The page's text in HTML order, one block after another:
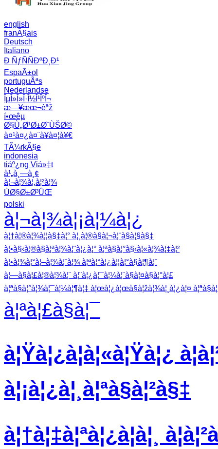
english
franÃ§ais
Deutsch
Italiano
Ð ÑƒÑÑÐºÐ¸Ð¹
EspaÃ±ol
portuguÃªs
Nederlandse
ÎµÎ»Î»Î·Î½Î¹ÎºÎ¬
æ—¥æœ¬èªž
í•œêµ­
Ø§Ù„Ø¹Ø±Ø¨ÙŠØ©
à¤¹à¤¿à¤¨à¥à¤¦à¥€
TÃ¼rkÃ§e
indonesia
tiáº¿ng Viá»‡t
à¹„à¸—à¸¢
à¦¬à¦¾à¦‚à¦²à¦¾
ÙØ§Ø±Ø³ÛŒ
polski
à¦¬à¦¾à¦¡à¦¼à¦¿
à¦†à¦®à¦¾à¦¦à§‡à¦° à¦¸à¦®à§à¦¬à¦¨à§à¦§à§‡
à¦•à§‹à¦®à§à¦ªà¦¾à¦¨à¦¿à¦° à¦ªà§à¦°à§‹à¦«à¦¾à¦‡à¦²
à¦•à¦¾à¦°à¦–à¦¾à¦¨à¦¾ à¦ªà¦°à¦¿à¦¦à¦°à§à¦¶à¦¨
à¦—à§à¦£à¦®à¦¾à¦¨ à¦¨à¦¿à¦¯à¦¼à¦¨à§à¦¤à§à¦°à¦£
à¦ªà§à¦°à¦¾à¦¯à¦¼à¦¶à¦‡ à¦œà¦¿à¦œà§à¦žà¦¾à¦¸à¦¿à¦¤
à¦ªà¦£à§à¦¯
à¦Ÿà¦¿à¦à¦«à¦Ÿà¦¿
à¦¡à¦¿à¦¸à¦ªà§à¦²à§‡
à¦†à¦‡à¦ªà¦¿à¦à¦¸